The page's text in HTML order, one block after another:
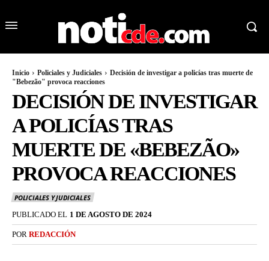
Inicio Policiales y Judiciales
Decisión de investigar a policías tras muerte de
"Bebezão" provoca reacciones
DECISIÓN DE INVESTIGAR
A POLICÍAS TRAS
MUERTE DE «BEBEZÃO»
PROVOCA REACCIONES
POLICIALES Y JUDICIALES
PUBLICADO EL 1 DE AGOSTO DE 2024
POR REDACCIÓN